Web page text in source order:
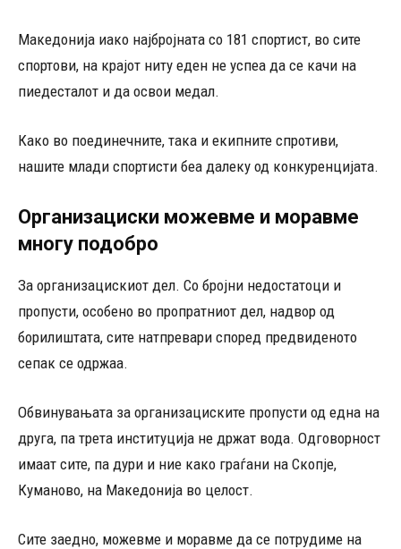
Македонија иако најбројната со 181 спортист, во сите
спортови, на крајот ниту еден не успеа да се качи на
пиедесталот и да освои медал.
Како во поединечните, така и екипните спротиви,
нашите млади спортисти беа далеку од конкуренцијата.
Организациски можевме и моравме
многу подобро
За организацискиот дел. Со бројни недостатоци и
пропусти, особено во пропратниот дел, надвор од
борилиштата, сите натпревари според предвиденото
сепак се одржаа.
Обвинувањата за организациските пропусти од една на
друга, па трета институција не држат вода. Одговорност
имаат сите, па дури и ние како граѓани на Скопје,
Куманово, на Македонија во целост.
Сите заедно, можевме и моравме да се потрудиме на